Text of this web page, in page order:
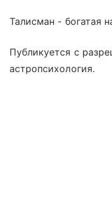
Талисман - богатая
Публикуется с
астропсихология.